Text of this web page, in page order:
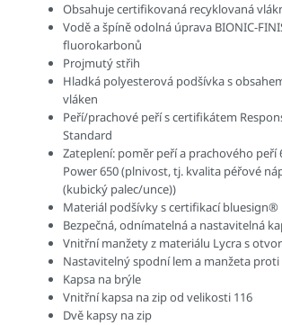
Obsahuje certifikovaná recyklovaná
Vodě a špíně odolná úprava BIONIC-
fluorokarbonů
Projmutý střih
Hladká polyesterová podšívka s
vláken
Peří/prachové peří s certifikátem
Standard
Zateplení: poměr peří a prachového peří
Power 650 (plnivost, tj. kvalita péřové
(kubický palec/unce))
Materiál podšívky s certifikací bluesign®
Bezpečná, odnímatelná a nastavitelná
Vnitřní manžety z materiálu Lycra s
Nastavitelný spodní lem a manžeta proti
Kapsa na brýle
Vnitřní kapsa na zip od velikosti 116
Dvě kapsy na zip